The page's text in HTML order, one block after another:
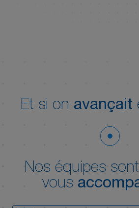
Et si on avançait
Nos équipes
vous